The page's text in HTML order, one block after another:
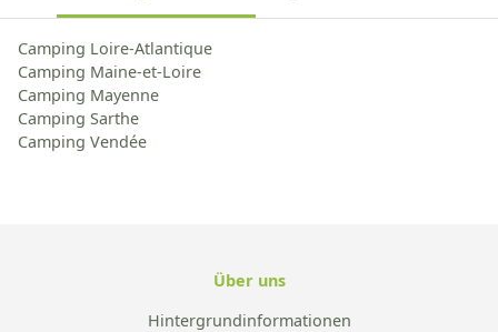
Camping Loire-Atlantique
Camping Maine-et-Loire
Camping Mayenne
Camping Sarthe
Camping Vendée
Über uns
Hintergrundinformationen